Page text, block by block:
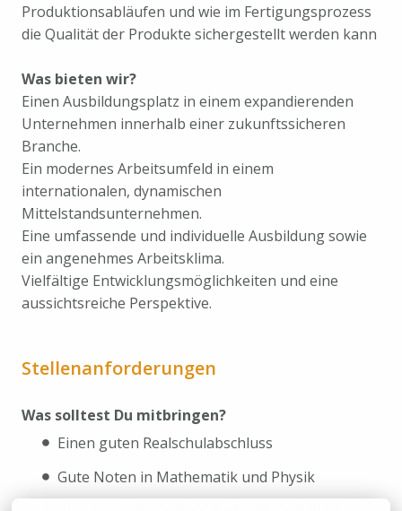
Produktionsabläufen und wie im Fertigungsprozess
die Qualität der Produkte sichergestellt werden kann
Was bieten wir?
Einen Ausbildungsplatz in einem expandierenden
Unternehmen innerhalb einer zukunftssicheren
Branche.
Ein modernes Arbeitsumfeld in einem
internationalen, dynamischen
Mittelstandsunternehmen.
Eine umfassende und individuelle Ausbildung sowie
ein angenehmes Arbeitsklima.
Vielfältige Entwicklungsmöglichkeiten und eine
aussichtsreiche Perspektive.
Stellenanforderungen
Was solltest Du mitbringen?
Einen guten Realschulabschluss
Gute Noten in Mathematik und Physik